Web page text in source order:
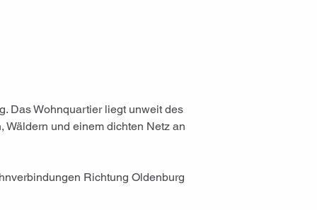
Das Wohnquartier liegt unweit des
und einem dichten Netz an
Richtung Oldenburg